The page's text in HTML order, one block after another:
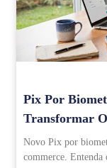
Pix Por
Transformar
Novo Pix por
commerce. Entenda